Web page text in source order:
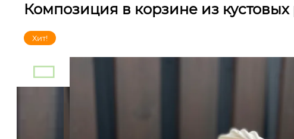
Композиция в корзине из
Хит!